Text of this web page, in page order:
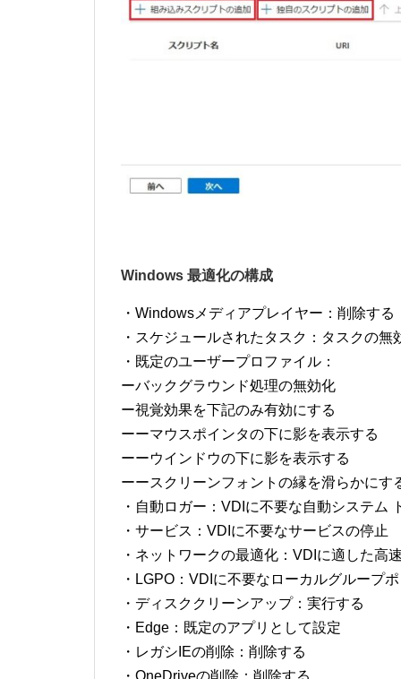
Windows 最適化の構成
・Windowsメディアプレイヤー：削除する
・スケジュールされたタスク：タスクの無
・既定のユーザープロファイル：
ーバックグラウンド処理の無効化
ー視覚効果を下記のみ有効にする
ーーマウスポインタの下に影を表示する
ーーウインドウの下に影を表示する
ーースクリーンフォントの縁を滑らかにす
・自動ロガー：VDIに不要な自動システム
・サービス：VDIに不要なサービスの停止
・ネットワークの最適化：VDIに適した高
・LGPO：VDIに不要なローカルグループ
・ディスククリーンアップ：実行する
・Edge：既定のアプリとして設定
・レガシIEの削除：削除する
・OneDriveの削除：削除する